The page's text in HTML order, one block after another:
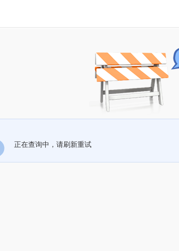
正在查询中，请刷新重试